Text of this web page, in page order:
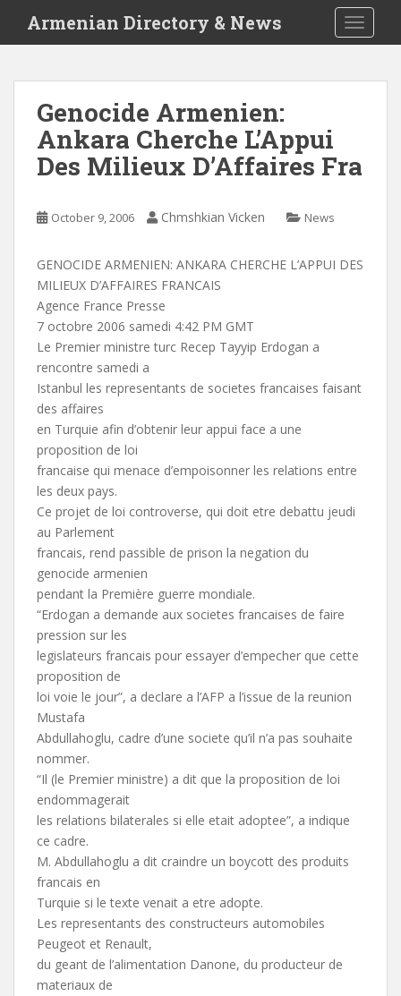
i
Armenian Directory & News
Genocide Armenien:
Ankara Cherche L’Appui
Des Milieux D’Affaires Fra
October 9, 2006 Chmshkian Vicken News
GENOCIDE ARMENIEN: ANKARA CHERCHE L’APPUI DES
MILIEUX D’AFFAIRES FRANCAIS
Agence France Presse
7 octobre 2006 samedi 4:42 PM GMT
Le Premier ministre turc Recep Tayyip Erdogan a
rencontre samedi a
Istanbul les representants de societes francaises faisant
des affaires
en Turquie afin d’obtenir leur appui face a une
proposition de loi
francaise qui menace d’empoisonner les relations entre
les deux pays.
Ce projet de loi controverse, qui doit etre debattu jeudi
au Parlement
francais, rend passible de prison la negation du
genocide armenien
pendant la Première guerre mondiale.
“Erdogan a demande aux societes francaises de faire
pression sur les
legislateurs francais pour essayer d’empecher que cette
proposition de
loi voie le jour”, a declare a l’AFP a l’issue de la reunion
Mustafa
Abdullahoglu, cadre d’une societe qu’il n’a pas souhaite
nommer.
“Il (le Premier ministre) a dit que la proposition de loi
endommagerait
les relations bilaterales si elle etait adoptee”, a indique
ce cadre.
M. Abdullahoglu a dit craindre un boycott des produits
francais en
Turquie si le texte venait a etre adopte.
Les representants des constructeurs automobiles
Peugeot et Renault,
du geant de l’alimentation Danone, du producteur de
materiaux de